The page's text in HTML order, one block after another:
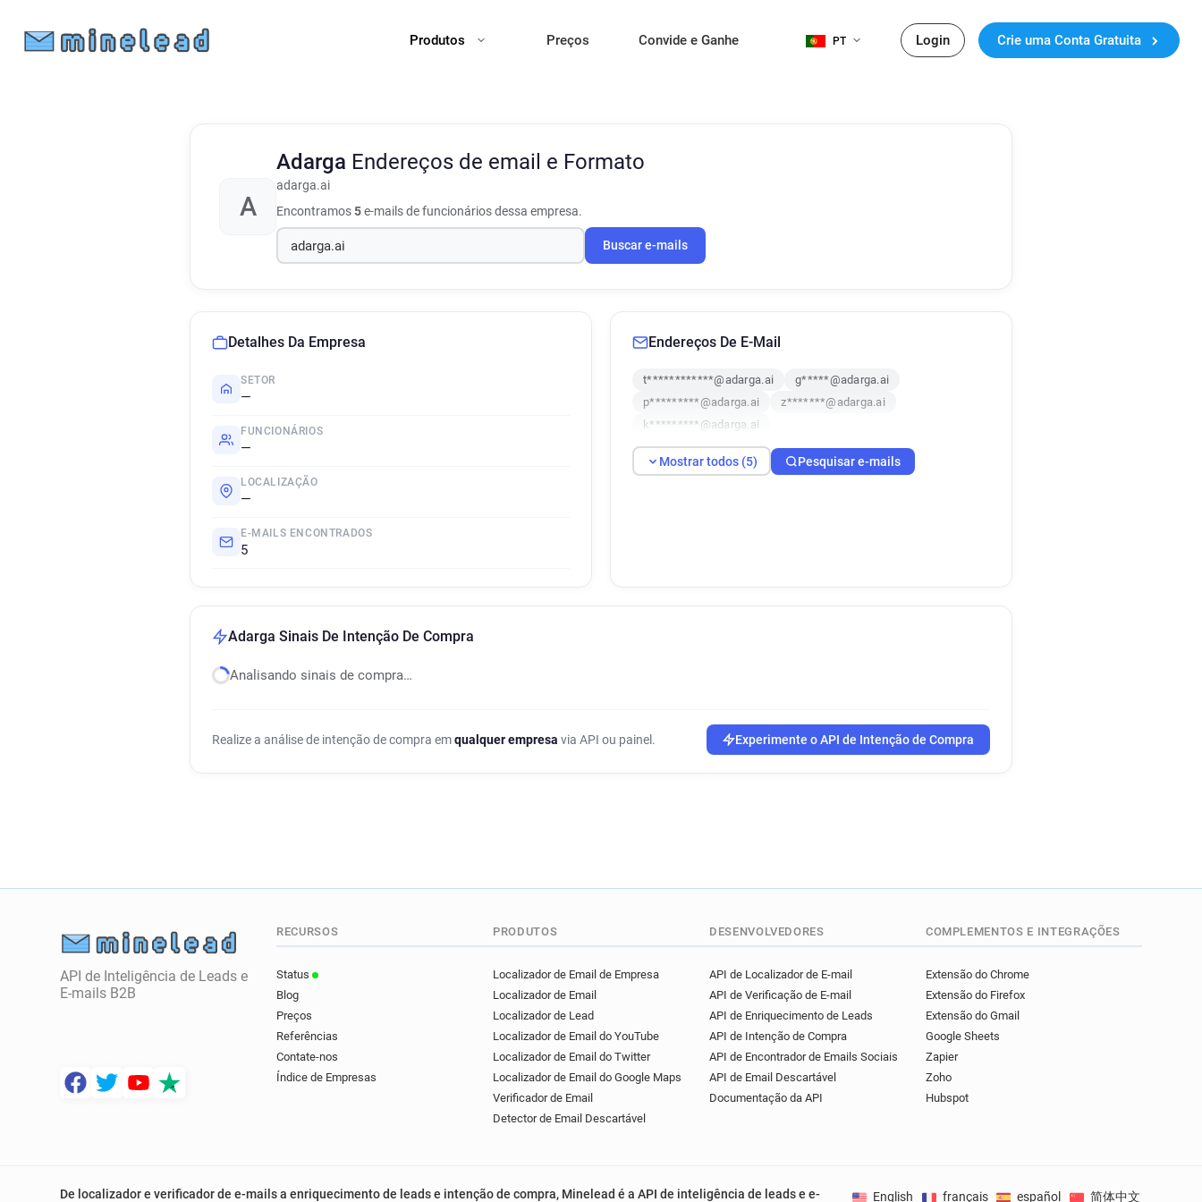
Produtos Preços Convide e Ganhe PT Login Crie uma Conta Gratuita
A
Adarga Endereços de email e Formato
adarga.ai
Encontramos5e-mails de funcionários dessa empresa.
Buscar e-mails
Detalhes Da Empresa
SETOR
—
FUNCIONÁRIOS
—
LOCALIZAÇÃO
—
E-MAILS ENCONTRADOS
5
Endereços De E-Mail
t************@adarga.ai
g*****@adarga.ai
p*********@adarga.ai
z*******@adarga.ai
k*********@adarga.ai
Mostrar todos (5) Pesquisar e-mails
Adarga Sinais De Intenção De Compra
Analisando sinais de compra…
Realize a análise de intenção de compra emqualquer empresa via API ou painel. Experimente o API de Intenção de Compra
API de Inteligência de Leads e
E-mails B2B
RECURSOS
Status
Blog
Preços
Referências
Contate-nos
Índice de Empresas
PRODUTOS
Localizador de Email de Empresa
Localizador de Email
Localizador de Lead
Localizador de Email do YouTube
Localizador de Email do Twitter
Localizador de Email do Google Maps
Verificador de Email
Detector de Email Descartável
DESENVOLVEDORES
API de Localizador de E-mail
API de Verificação de E-mail
API de Enriquecimento de Leads
API de Intenção de Compra
API de Encontrador de Emails Sociais
API de Email Descartável
Documentação da API
COMPLEMENTOS E INTEGRAÇÕES
Extensão do Chrome
Extensão do Firefox
Extensão do Gmail
Google Sheets
Zapier
Zoho
Hubspot
De localizador e verificador de e-mails a enriquecimento de leads e intenção de compra, Minelead é a API de inteligência de leads e e-
English français español 简体中文